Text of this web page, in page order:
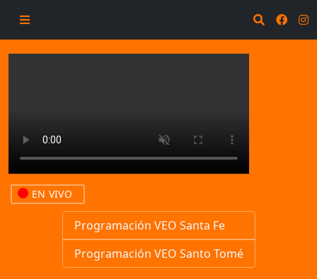
EN VIVO
Programación VEO Santa Fe
Programación VEO Santo Tomé